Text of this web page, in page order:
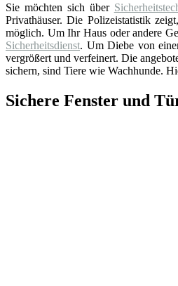
Sie möchten sich über
Privathäuser. Die Polizeistatistik
möglich. Um Ihr Haus oder andere
Sicherheitsdienst. Um Diebe von
vergrößert und verfeinert. Die
sichern, sind Tiere wie Wachhunde.
Sichere Fenster und